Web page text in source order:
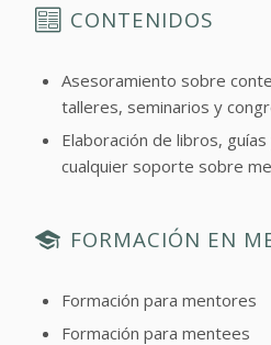
CONTENIDOS
Asesoramiento sobre
talleres, seminarios y
Elaboración de libros,
cualquier soporte sobre
FORMACIÓN EN
Formación para mentores
Formación para mentees